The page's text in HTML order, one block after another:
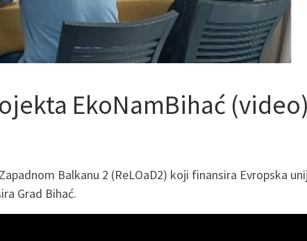
EkoNamBihać (video)
Balkanu 2 (ReLOaD2) koji finansira Evropska
Grad Bihać.